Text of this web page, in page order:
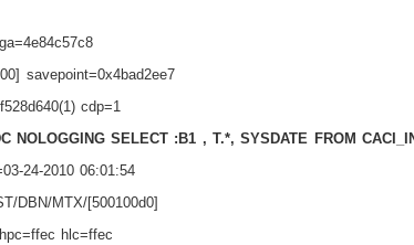
savepoint=0x4bad2ee7
cdp=1
NOLOGGING SELECT :B1 , T.*, SYSDATE FROM
24-2010 06:01:54
DBN/MTX/[500100d0]
hlc=ffec